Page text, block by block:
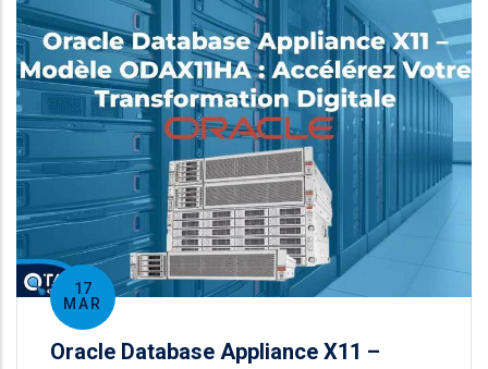
17
MAR
Oracle Database Appliance X11 –